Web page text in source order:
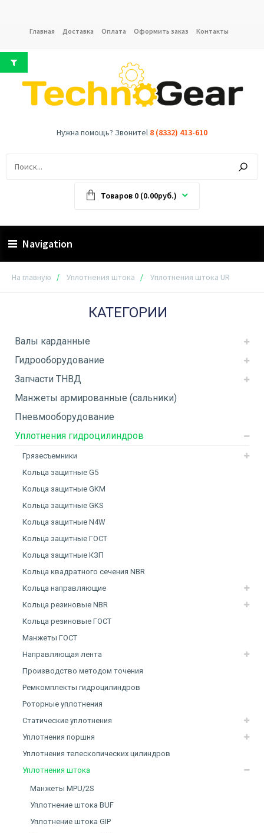
Главная Доставка Оплата Оформить заказ Контакты
Нужна помощь? Звонитеl 8 (8332) 413-610
Товаров 0 (0.00руб.)
Navigation
На главную Уплотнения штока Уплотнения штока UR
КАТЕГОРИИ
Валы карданные
Гидрооборудование
Запчасти ТНВД
Манжеты армированные (сальники)
Пневмооборудование
Уплотнения гидроцилиндров
Грязесъемники
Кольца защитные G5
Кольца защитные GKM
Кольца защитные GKS
Кольца защитные N4W
Кольца защитные ГОСТ
Кольца защитные КЗП
Кольца квадратного сечения NBR
Кольца направляющие
Кольца резиновые NBR
Кольца резиновые ГОСТ
Манжеты ГОСТ
Направляющая лента
Производство методом точения
Ремкомплекты гидроцилиндров
Роторные уплотнения
Статические уплотнения
Уплотнения поршня
Уплотнения телескопических цилиндров
Уплотнения штока
Манжеты MPU/2S
Уплотнение штока BUF
Уплотнение штока GIP